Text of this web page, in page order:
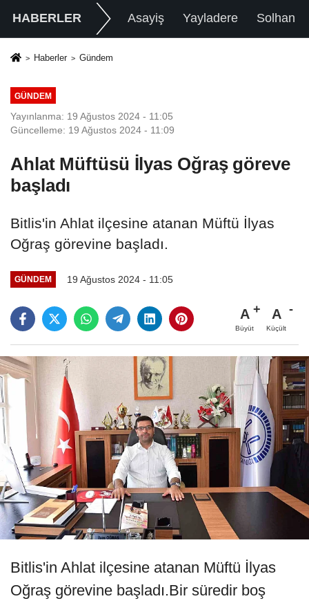
HABERLER Asayiş Yayladere Solhan
Haberler Gündem
GÜNDEM
Yayınlanma: 19 Ağustos 2024 - 11:05
Güncelleme: 19 Ağustos 2024 - 11:09
Ahlat Müftüsü İlyas Oğraş göreve
başladı
Bitlis'in Ahlat ilçesine atanan Müftü İlyas
Oğraş görevine başladı.
GÜNDEM 19 Ağustos 2024 - 11:05
A
Büyüt
A
Küçült
Bitlis'in Ahlat ilçesine atanan Müftü İlyas
Oğraş görevine başladı.Bir süredir boş